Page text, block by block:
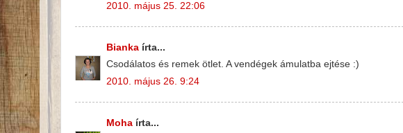
2010. május 25. 22:06
Bianka írta...
Csodálatos és remek ötlet. A vendégek ámulatba ejtése :)
2010. május 26. 9:24
Moha írta...